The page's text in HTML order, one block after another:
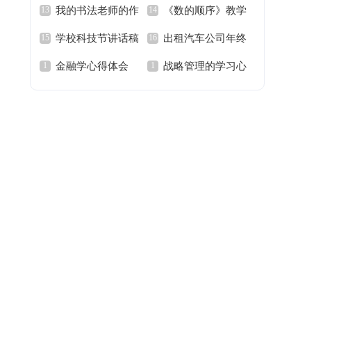
师实习心得体会范文
我的书法老师的作
文
《数的顺序》教学
设计
学校科技节讲话稿 出租汽车公司年终
工作总结范文
金融学心得体会 战略管理的学习心